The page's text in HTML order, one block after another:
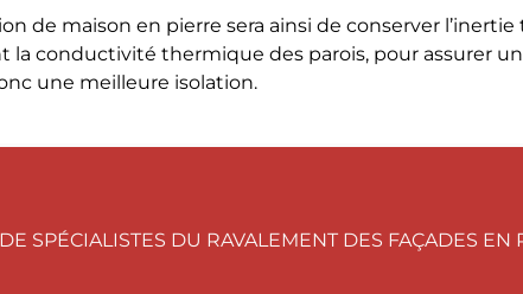
de maison en pierre sera ainsi de conserver
la conductivité thermique des parois, pour assurer
une meilleure isolation.
SPÉCIALISTES DU RAVALEMENT DES FAÇADES EN